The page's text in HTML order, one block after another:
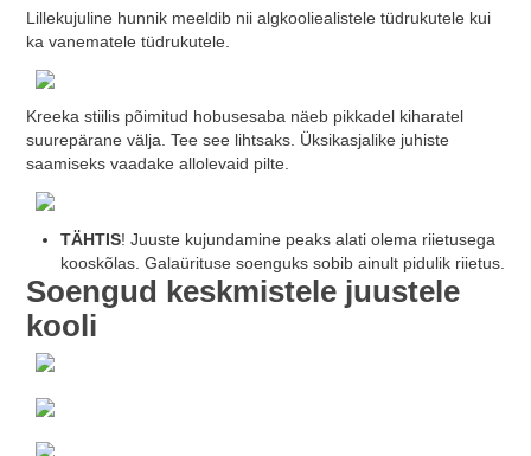
Lillekujuline hunnik meeldib nii algkooliealistele tüdrukutele kui
ka vanematele tüdrukutele.
Kreeka stiilis põimitud hobusesaba näeb pikkadel kiharatel
suurepärane välja. Tee see lihtsaks. Üksikasjalike juhiste
saamiseks vaadake allolevaid pilte.
TÄHTIS! Juuste kujundamine peaks alati olema riietusega
kooskõlas. Galaürituse soenguks sobib ainult pidulik riietus.
Soengud keskmistele juustele
kooli